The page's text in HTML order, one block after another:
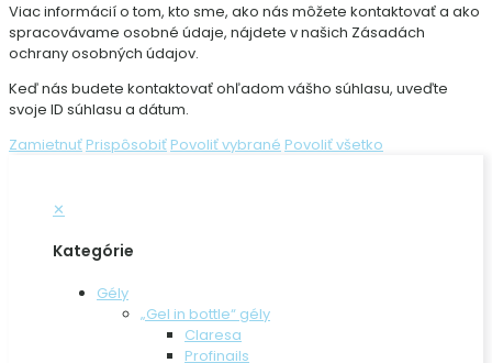
Viac informácií o tom, kto sme, ako nás môžete kontaktovať a ako
spracovávame osobné údaje, nájdete v našich Zásadách
ochrany osobných údajov.
Keď nás budete kontaktovať ohľadom vášho súhlasu, uveďte
svoje ID súhlasu a dátum.
Zamietnuť Prispôsobiť Povoliť vybrané Povoliť všetko
✕
Kategórie
Gély
„Gel in bottle“ gély
Claresa
Profinails